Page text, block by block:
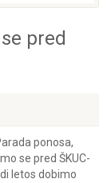
pred
ponosa,
se pred ŠKUC-
letos dobimo